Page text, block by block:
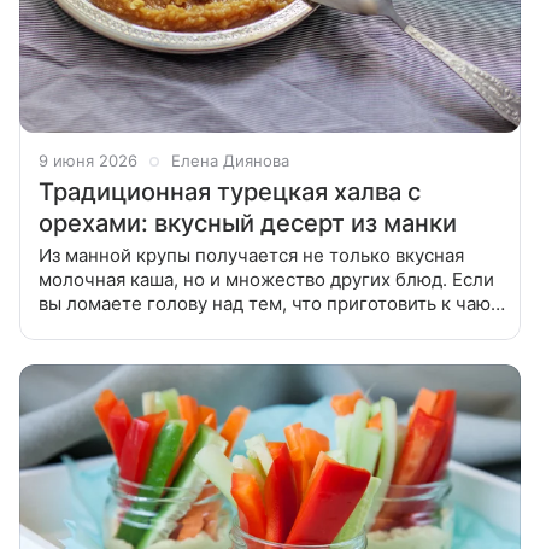
9 июня 2026 Елена Диянова
Традиционная турецкая халва с
орехами: вкусный десерт из манки
Из манной крупы получается не только вкусная
молочная каша, но и множество других блюд. Если
вы ломаете голову над тем, что приготовить к чаю